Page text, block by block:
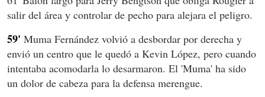
salir del área y controlar de pecho para alejara el peligro.
59' Muma Fernández volvió a desbordar por derecha y
envió un centro que le quedó a Kevin López, pero cuando
intentaba acomodarla lo desarmaron. El 'Muma' ha sido
un dolor de cabeza para la defensa merengue.